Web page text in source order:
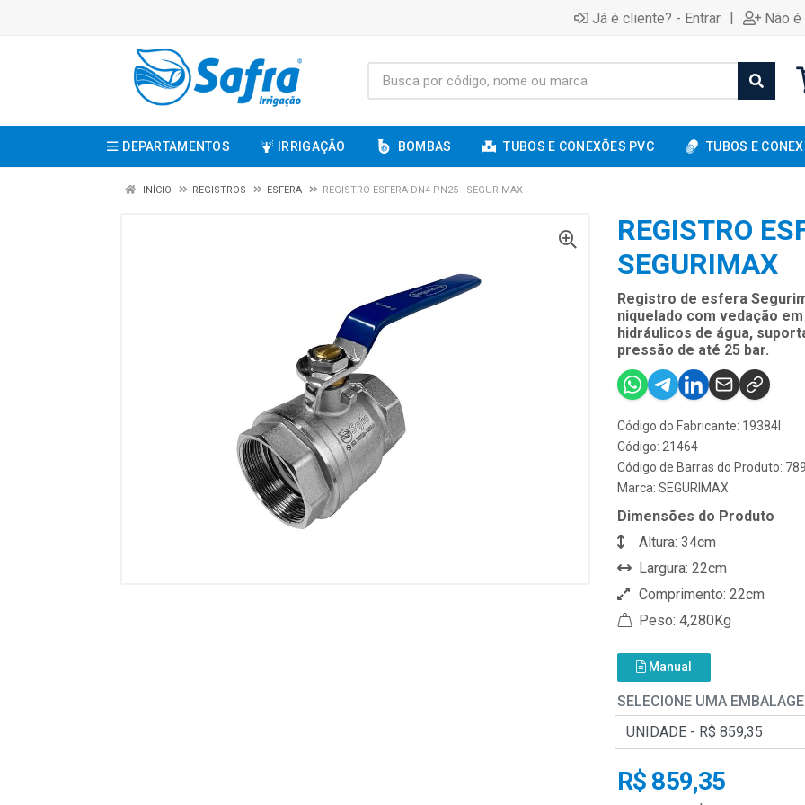
Já é cliente? - Entrar | Não
DEPARTAMENTOS IRRIGAÇÃO BOMBAS TUBOS E CONEXÕES PVC TUBOS E
INÍCIO REGISTROS ESFERA REGISTRO ESFERA DN4 PN25 - SEGURIMAX
REGISTRO
SEGURIMAX
Registro de esfera
niquelado com vedação
hidráulicos de água,
pressão de até 25 bar.
Código do Fabricante: 19384I
Código: 21464
Código de Barras do Produto:
Marca: SEGURIMAX
Dimensões do Produto
Altura: 34cm
Largura: 22cm
Comprimento: 22cm
Peso: 4,280Kg
Manual
SELECIONE UMA
R$ 859,35